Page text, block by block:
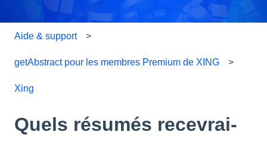
Aide & support
getAbstract pour les membres Premium de XING
Xing
Quels résumés recevrai-